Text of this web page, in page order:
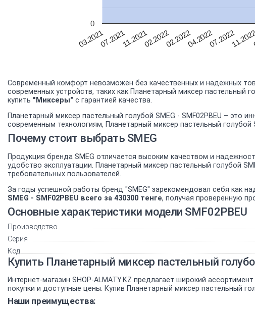
03.202107.202111.202102.202202.202204.202207.2022
0
Современный комфорт невозможен без качественных и надежных
современных устройств, таких как Планетарный миксер
купить "Миксеры" с гарантией качества.
Планетарный миксер пастельный голубой SMEG - SMF02PBEU – это
современным технологиям, Планетарный миксер пастельный
Почему стоит выбрать SMEG
Продукция бренда SMEG отличается высоким качеством и
удобство эксплуатации. Планетарный миксер пастельный голубой
требовательных пользователей.
За годы успешной работы бренд "SMEG" зарекомендовал себя как
SMEG - SMF02PBEU всего за 430300 тенге, получая проверенную
Основные характеристики модели SMF02PBEU
Производство
Серия
Код
Купить Планетарный миксер пастельный
Интернет-магазин SHOP-ALMATY.KZ предлагает широкий
покупки и доступные цены. Купив Планетарный миксер пастельный
Наши преимущества: